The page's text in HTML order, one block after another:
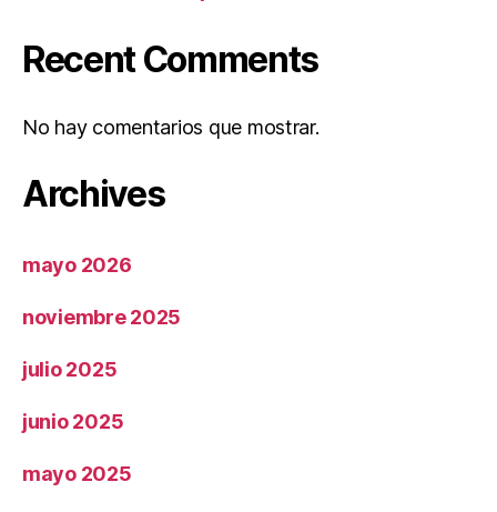
Recent Comments
No hay comentarios que mostrar.
Archives
mayo 2026
noviembre 2025
julio 2025
junio 2025
mayo 2025